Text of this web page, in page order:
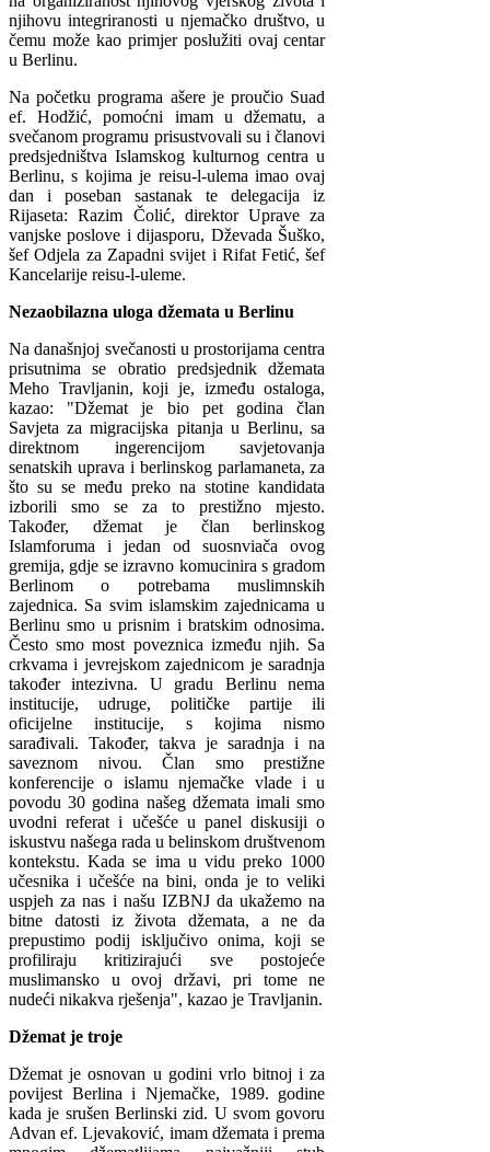
njihovu integriranosti u njemačko društvo, u
čemu može kao primjer poslužiti ovaj centar
u Berlinu.
Na početku programa ašere je proučio Suad
ef. Hodžić, pomoćni imam u džematu, a
svečanom programu prisustvovali su i članovi
predsjedništva Islamskog kulturnog centra u
Berlinu, s kojima je reisu-l-ulema imao ovaj
dan i poseban sastanak te delegacija iz
Rijaseta: Razim Čolić, direktor Uprave za
vanjske poslove i dijasporu, Dževada Šuško,
šef Odjela za Zapadni svijet i Rifat Fetić, šef
Kancelarije reisu-l-uleme.
Nezaobilazna uloga džemata u Berlinu
Na današnjoj svečanosti u prostorijama centra
prisutnima se obratio predsjednik džemata
Meho Travljanin, koji je, između ostaloga,
kazao: "Džemat je bio pet godina član
Savjeta za migracijska pitanja u Berlinu, sa
direktnom ingerencijom savjetovanja
senatskih uprava i berlinskog parlamaneta, za
što su se među preko na stotine kandidata
izborili smo se za to prestižno mjesto.
Također, džemat je član berlinskog
Islamforuma i jedan od suosnviača ovog
gremija, gdje se izravno komucinira s gradom
Berlinom o potrebama muslimnskih
zajednica. Sa svim islamskim zajednicama u
Berlinu smo u prisnim i bratskim odnosima.
Često smo most poveznica između njih. Sa
crkvama i jevrejskom zajednicom je saradnja
također intezivna. U gradu Berlinu nema
institucije, udruge, političke partije ili
oficijelne institucije, s kojima nismo
sarađivali. Također, takva je saradnja i na
saveznom nivou. Član smo prestižne
konferencije o islamu njemačke vlade i u
povodu 30 godina našeg džemata imali smo
uvodni referat i učešće u panel diskusiji o
iskustvu našega rada u belinskom društvenom
kontekstu. Kada se ima u vidu preko 1000
učesnika i učešće na bini, onda je to veliki
uspjeh za nas i našu IZBNJ da ukažemo na
bitne datosti iz života džemata, a ne da
prepustimo podij isključivo onima, koji se
profiliraju kritizirajući sve postojeće
muslimansko u ovoj državi, pri tome ne
nudeći nikakva rješenja", kazao je Travljanin.
Džemat je troje
Džemat je osnovan u godini vrlo bitnoj i za
povijest Berlina i Njemačke, 1989. godine
kada je srušen Berlinski zid. U svom govoru
Advan ef. Ljevaković, imam džemata i prema